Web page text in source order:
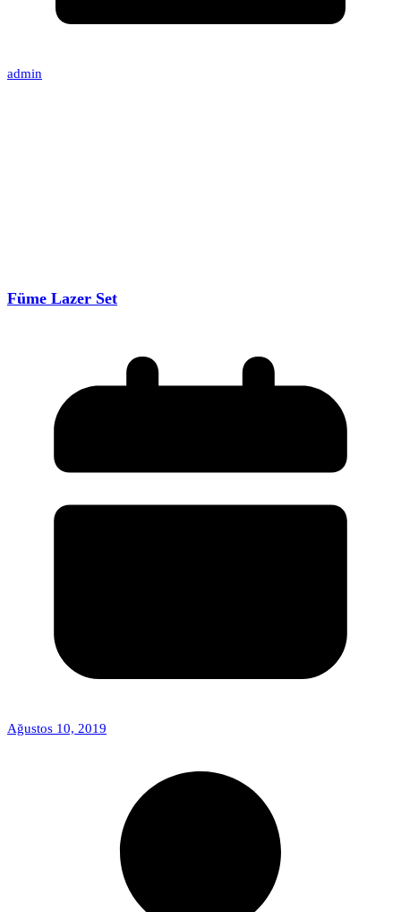
admin
Füme Lazer Set
Ağustos 10, 2019